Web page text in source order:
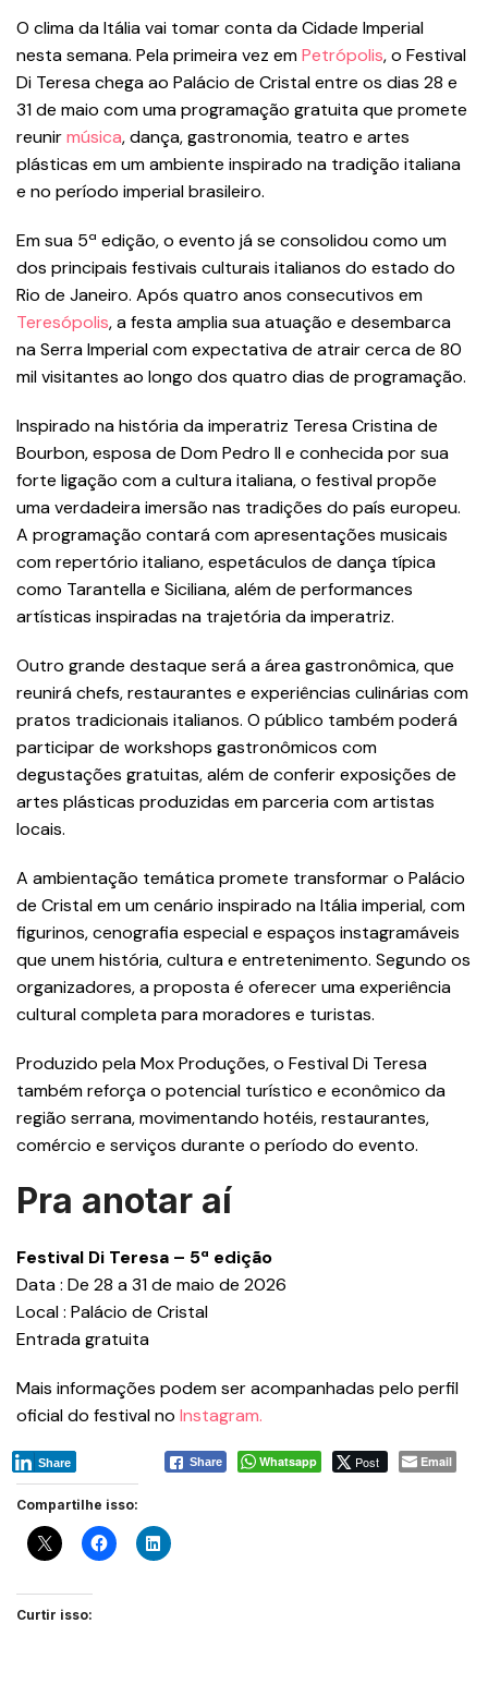
O clima da Itália vai tomar conta da Cidade Imperial
nesta semana. Pela primeira vez emPetrópolis, o Festival
Di Teresa chega ao Palácio de Cristal entre os dias 28 e
31 de maio com uma programação gratuita que promete
reunirmúsica, dança, gastronomia, teatro e artes
plásticas em um ambiente inspirado na tradição italiana
e no período imperial brasileiro.
Em sua 5ª edição, o evento já se consolidou como um
dos principais festivais culturais italianos do estado do
Rio de Janeiro. Após quatro anos consecutivos em
Teresópolis, a festa amplia sua atuação e desembarca
na Serra Imperial com expectativa de atrair cerca de 80
mil visitantes ao longo dos quatro dias de programação.
Inspirado na história da imperatriz Teresa Cristina de
Bourbon, esposa de Dom Pedro II e conhecida por sua
forte ligação com a cultura italiana, o festival propõe
uma verdadeira imersão nas tradições do país europeu.
A programação contará com apresentações musicais
com repertório italiano, espetáculos de dança típica
como Tarantella e Siciliana, além de performances
artísticas inspiradas na trajetória da imperatriz.
Outro grande destaque será a área gastronômica, que
reunirá chefs, restaurantes e experiências culinárias com
pratos tradicionais italianos. O público também poderá
participar de workshops gastronômicos com
degustações gratuitas, além de conferir exposições de
artes plásticas produzidas em parceria com artistas
locais.
A ambientação temática promete transformar o Palácio
de Cristal em um cenário inspirado na Itália imperial, com
figurinos, cenografia especial e espaços instagramáveis
que unem história, cultura e entretenimento. Segundo os
organizadores, a proposta é oferecer uma experiência
cultural completa para moradores e turistas.
Produzido pela Mox Produções, o Festival Di Teresa
também reforça o potencial turístico e econômico da
região serrana, movimentando hotéis, restaurantes,
comércio e serviços durante o período do evento.
Pra anotar aí
Festival Di Teresa – 5ª edição
Data : De 28 a 31 de maio de 2026
Local : Palácio de Cristal
Entrada gratuita
Mais informações podem ser acompanhadas pelo perfil
oficial do festival no Instagram.
Share Whatsapp Post Email
Share
Compartilhe isso:
Curtir isso: